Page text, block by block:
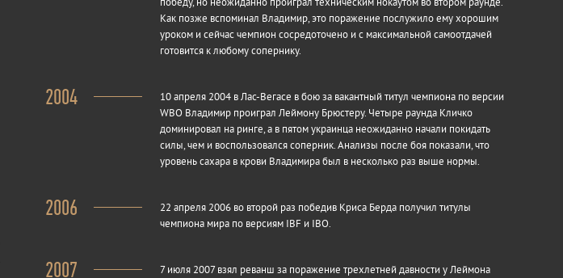
победу, но неожиданно проиграл техническим нокаутом во втором раунде.
Как позже вспоминал Владимир, это поражение послужило ему хорошим
уроком и сейчас чемпион сосредоточено и с максимальной самоотдачей
готовится к любому сопернику.
2004
10 апреля 2004 в Лас-Вегасе в бою за вакантный титул чемпиона по версии
WBO Владимир проиграл Леймону Брюстеру. Четыре раунда Кличко
доминировал на ринге, а в пятом украинца неожиданно начали покидать
силы, чем и воспользовался соперник. Анализы после боя показали, что
уровень сахара в крови Владимира был в несколько раз выше нормы.
2006
22 апреля 2006 во второй раз победив Криса Берда получил титулы
чемпиона мира по версиям IBF и IBO.
2007
7 июля 2007 взял реванш за поражение трехлетней давности у Леймона